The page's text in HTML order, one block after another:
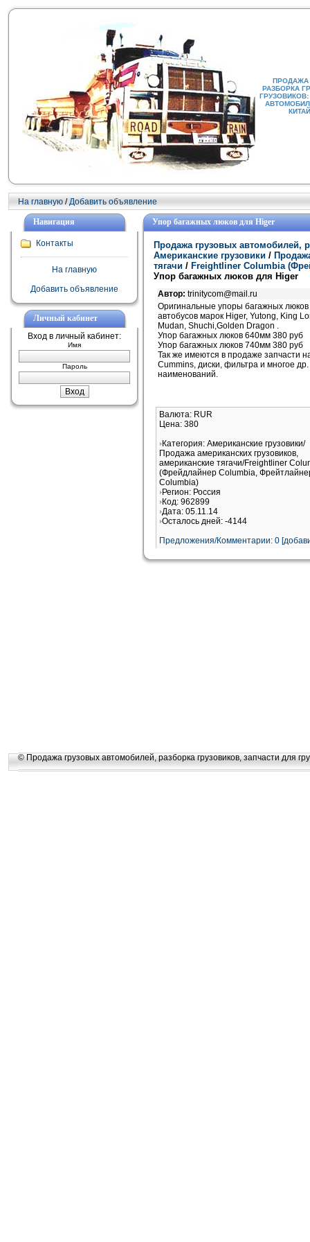
ПРОДАЖА
РАЗБОРКА
На главную /Добавить объявление
Навигация
Контакты
На главную
Добавить объявление
Личный кабинет
Вход в личный кабинет:
Имя
Пароль
Упор багажных люков для Higer
Продажа грузовых автомобилей,
Американские грузовики /
тягачи / Freightliner Columbia
Упор багажных люков для Higer
Автор: trinitycom@mail.ru
Оригинальные упоры багажных люков
автобусов марок Higer, Yutong, King
Mudan, Shuchi,Golden Dragon .
Упор багажных люков 640мм 380 руб
Упор багажных люков 740мм 380 руб
Так же имеются в продаже запчасти
Cummins, диски, фильтра и многое
наименований.
Валюта: RUR
Цена: 380
Категория: Американские грузовики/
Продажа американских грузовиков,
американские тягачи/Freightliner
(Фрейдлайнер Columbia,
Columbia)
Регион: Россия
Код: 962899
Дата: 05.11.14
Осталось дней: -4144
Предложения/Комментарии: 0
© Продажа грузовых автомобилей, разборка грузовиков, запчасти для